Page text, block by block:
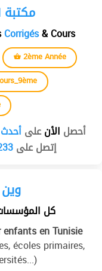
Librairie Devoir.TN مكتبة
Corrigés& Cours
2ème Année
أحصل الأنعلىأحدث
إتصل على
🤔
كل
en Tunisie
écoles primaires,